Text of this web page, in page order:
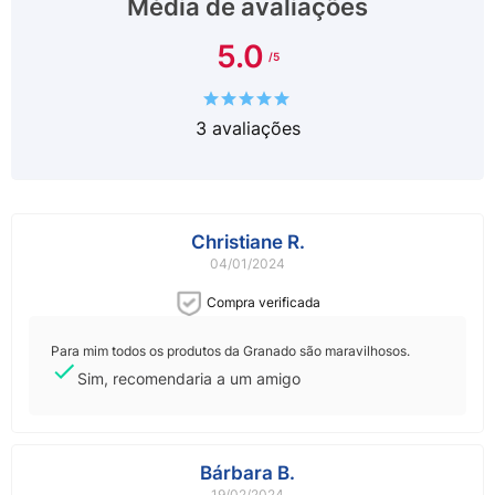
Média de avaliações
5.0
3 avaliações
Christiane R.
04/01/2024
Compra verificada
Para mim todos os produtos da Granado são maravilhosos.
Sim, recomendaria a um amigo
Bárbara B.